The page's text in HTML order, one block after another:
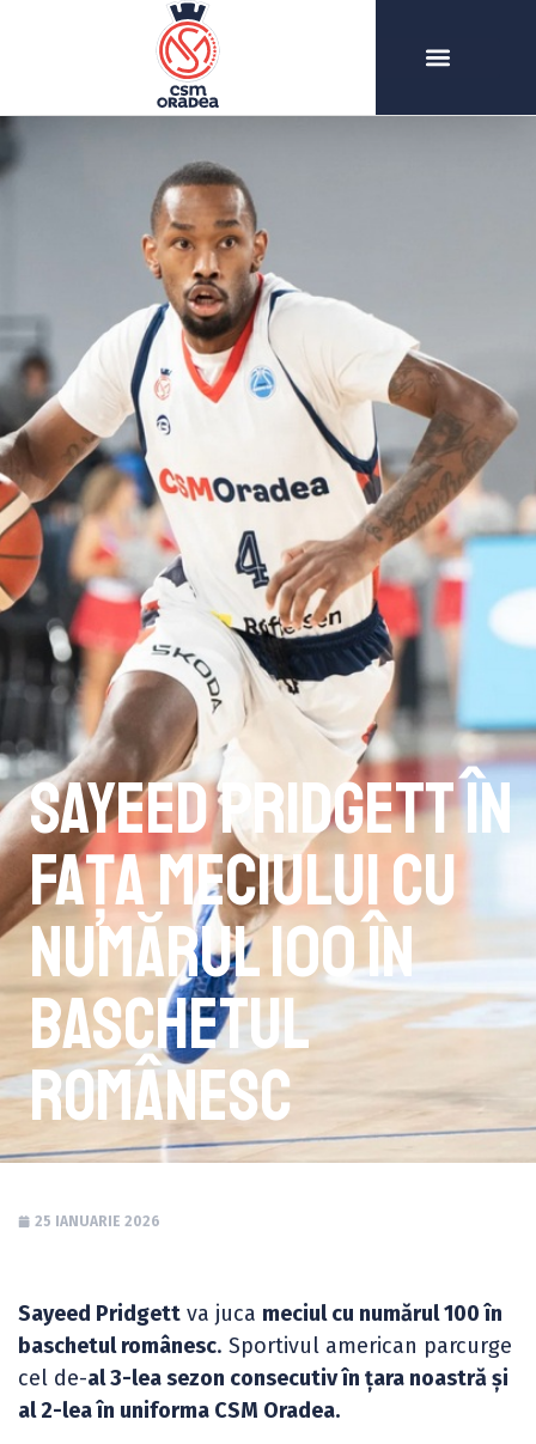
Sayeed Pridgett în
fața meciului cu
numărul 100 în
baschetul
românesc
25 IANUARIE 2026
Sayeed Pridgett va juca meciul cu numărul 100 în
baschetul românesc. Sportivul american parcurge
cel de-al 3-lea sezon consecutiv în țara noastră și
al 2-lea în uniforma CSM Oradea.